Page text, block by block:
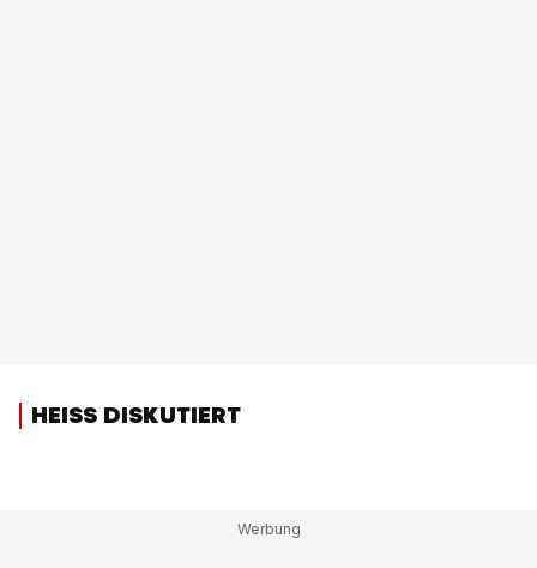
HEISS DISKUTIERT